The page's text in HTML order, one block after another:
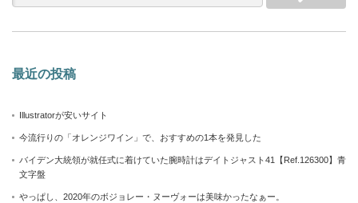
最近の投稿
Illustratorが安いサイト
今流行りの「オレンジワイン」で、おすすめの1本を発見した
バイデン大統領が就任式に着けていた腕時計はデイトジャスト41【Ref.126300】青
文字盤
やっぱし、2020年のボジョレー・ヌーヴォーは美味かったなぁー。